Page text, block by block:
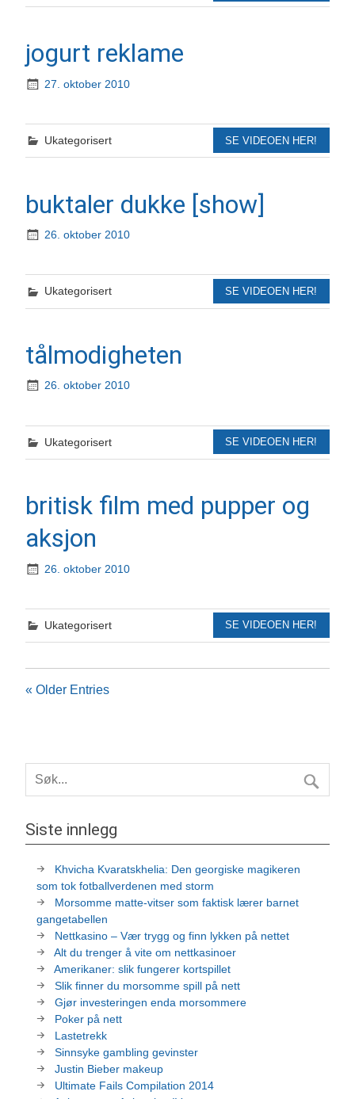
jogurt reklame
27. oktober 2010
Ukategorisert SE VIDEOEN HER!
buktaler dukke [show]
26. oktober 2010
Ukategorisert SE VIDEOEN HER!
tålmodigheten
26. oktober 2010
Ukategorisert SE VIDEOEN HER!
britisk film med pupper og
aksjon
26. oktober 2010
Ukategorisert SE VIDEOEN HER!
« Older Entries
Siste innlegg
Khvicha Kvaratskhelia: Den georgiske magikeren
som tok fotballverdenen med storm
Morsomme matte-vitser som faktisk lærer barnet
gangetabellen
Nettkasino – Vær trygg og finn lykken på nettet
Alt du trenger å vite om nettkasinoer
Amerikaner: slik fungerer kortspillet
Slik finner du morsomme spill på nett
Gjør investeringen enda morsommere
Poker på nett
Lastetrekk
Sinnsyke gambling gevinster
Justin Bieber makeup
Ultimate Fails Compilation 2014